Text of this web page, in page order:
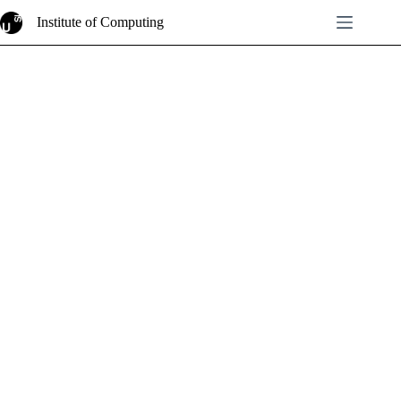
to
content
Institute of Computing